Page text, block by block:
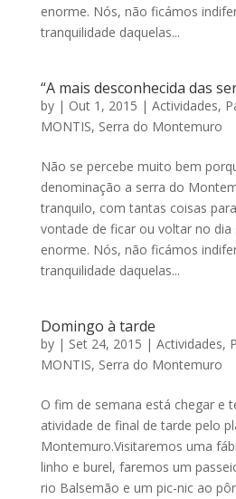
enorme. Nós, não ficámos
tranquilidade daquelas...
“A mais desconhecida das
by | Out 1, 2015 | Actividades,
MONTIS, Serra do Montemuro
Não se percebe muito bem
denominação a serra do
tranquilo, com tantas coisas
vontade de ficar ou voltar no dia
enorme. Nós, não ficámos
tranquilidade daquelas...
Domingo à tarde
by | Set 24, 2015 | Actividades,
MONTIS, Serra do Montemuro
O fim de semana está chegar e
atividade de final de tarde pelo
Montemuro.Visitaremos uma
linho e burel, faremos um
rio Balsemão e um pic-nic ao